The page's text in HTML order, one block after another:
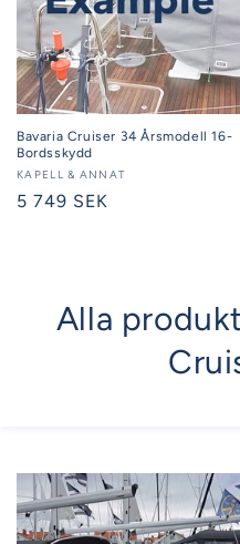
Bavaria Cruiser 34 Årsmodell 16-
Bordsskydd
Säljare:
KAPELL & ANNAT
Ordinarie
5 749 SEK
Alla